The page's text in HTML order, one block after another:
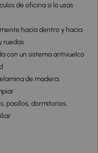
de oficina si lo usas
hacia dentro y hacia
ruedas
con un sistema antivuelco
de madera,
pasillos, dormitorios,